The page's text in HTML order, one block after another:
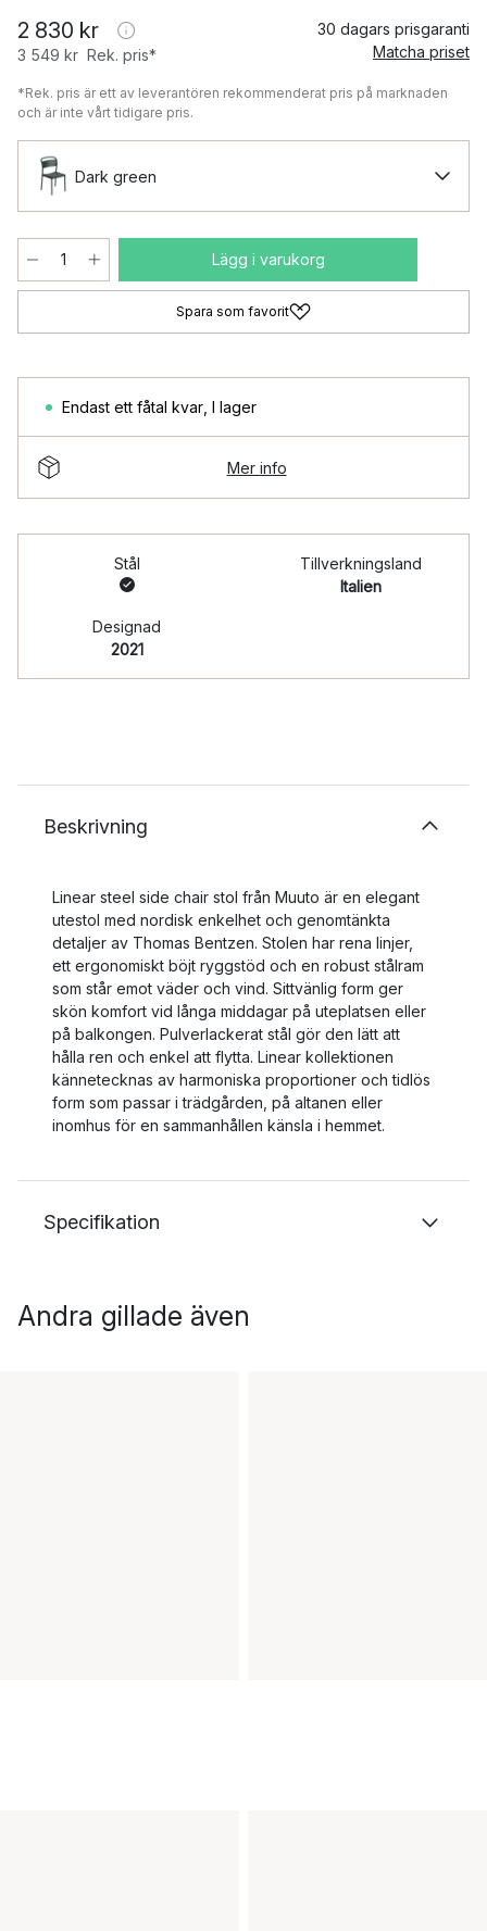
2 830 kr
3 549 kr Rek. pris*
30 dagars prisgaranti
Matcha priset
*Rek. pris är ett av leverantören rekommenderat pris på marknaden
och är inte vårt tidigare pris.
Dark green
Lägg i varukorg
Spara som favorit
Endast ett fåtal kvar I lager
Mer info
Stål
Tillverkningsland
Italien
Designad
2021
Beskrivning
Linear steel side chair stol från Muuto är en elegant
utestol med nordisk enkelhet och genomtänkta
detaljer av Thomas Bentzen. Stolen har rena linjer,
ett ergonomiskt böjt ryggstöd och en robust stålram
som står emot väder och vind. Sittvänlig form ger
skön komfort vid långa middagar på uteplatsen eller
på balkongen. Pulverlackerat stål gör den lätt att
hålla ren och enkel att flytta. Linear kollektionen
kännetecknas av harmoniska proportioner och tidlös
form som passar i trädgården, på altanen eller
inomhus för en sammanhållen känsla i hemmet.
Specifikation
Andra gillade även